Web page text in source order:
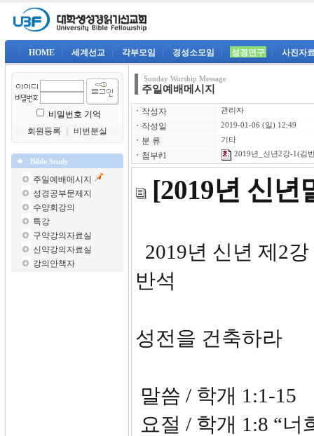
HOME 세계선교 각부모임 경성소모임 성경연구 사진자
비밀번호 기억
회원등록
비번분실
Bible Study
주일예배메시지
성경공부문제지
수양회강의
특강
구약강의자료실
신약강의자료실
강의안책자
Sunday Worship Message
주일예배메시지
ㆍ 작성자 관리자
ㆍ 작성일 2019-01-06 (일) 12:49
ㆍ 분 류 기타
ㆍ 첨부#1 2019년_신년2강-1(김
[2019년 신년
2019
반석
성전을 건축하라
말씀 / 학개 1:1-15
요절 / 학개 1:8 “